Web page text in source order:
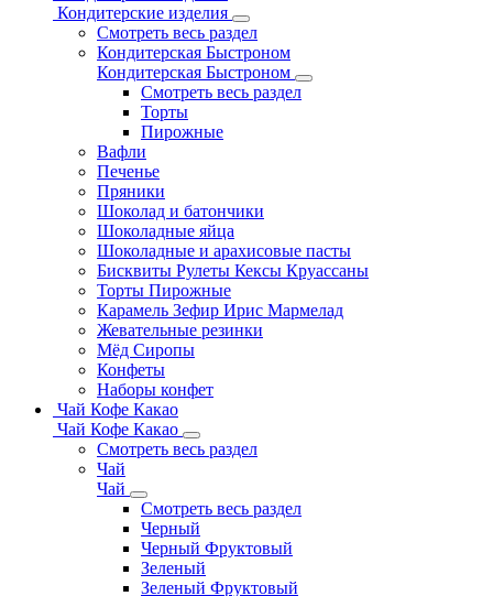
Кондитерские изделия
Смотреть весь раздел
Кондитерская Быстроном
Кондитерская Быстроном
Смотреть весь раздел
Торты
Пирожные
Вафли
Печенье
Пряники
Шоколад и батончики
Шоколадные яйца
Шоколадные и арахисовые пасты
Бисквиты Рулеты Кексы Круассаны
Торты Пирожные
Карамель Зефир Ирис Мармелад
Жевательные резинки
Мёд Сиропы
Конфеты
Наборы конфет
Чай Кофе Какао
Чай Кофе Какао
Смотреть весь раздел
Чай
Чай
Смотреть весь раздел
Черный
Черный Фруктовый
Зеленый
Зеленый Фруктовый